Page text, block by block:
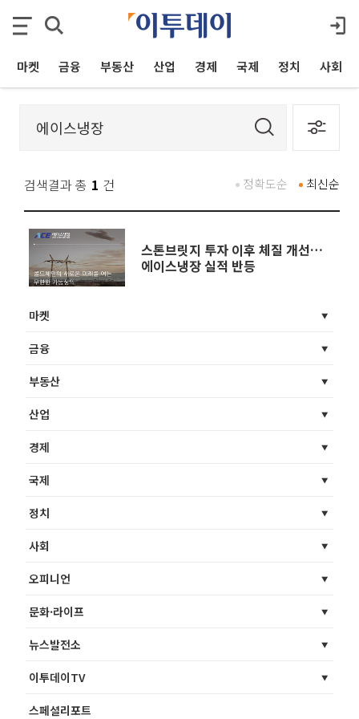
마켓 금융 부동산 산업 경제 국제 정치 사회
검색결과 총 1 건 최신순
정확도순
스톤브릿지 투자 이후 체질 개선…
에이스냉장 실적 반등
마켓
금융
부동산
산업
경제
국제
정치
사회
오피니언
문화·라이프
뉴스발전소
이투데이TV
스페셜리포트